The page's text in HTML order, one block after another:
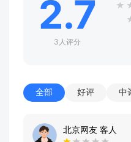
2.7
3人评分
★
全部 好评 中
北京网友 客人